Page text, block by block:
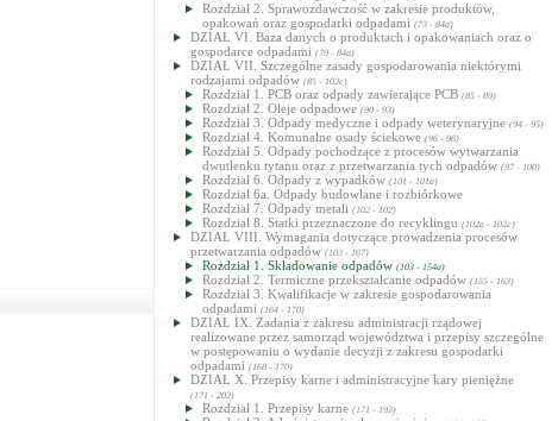
Rozdział 2. Sprawozdawczość w zakresie produktów,
opakowań oraz gospodarki odpadami (73 - 84a)
DZIAŁ VI. Baza danych o produktach i opakowaniach oraz o
gospodarce odpadami (79 - 84a)
DZIAŁ VII. Szczególne zasady gospodarowania niektórymi
rodzajami odpadów (85 - 102c)
Rozdział 1. PCB oraz odpady zawierające PCB (85 - 89)
Rozdział 2. Oleje odpadowe (90 - 93)
Rozdział 3. Odpady medyczne i odpady weterynaryjne (94 - 95)
Rozdział 4. Komunalne osady ściekowe (96 - 96)
Rozdział 5. Odpady pochodzące z procesów wytwarzania
dwutlenku tytanu oraz z przetwarzania tych odpadów (97 - 100)
Rozdział 6. Odpady z wypadków (101 - 101a)
Rozdział 6a. Odpady budowlane i rozbiórkowe
Rozdział 7. Odpady metali (102 - 102)
Rozdział 8. Statki przeznaczone do recyklingu (102a - 102c)
DZIAŁ VIII. Wymagania dotyczące prowadzenia procesów
przetwarzania odpadów (103 - 167)
Rozdział 1. Składowanie odpadów (103 - 154a)
Rozdział 2. Termiczne przekształcanie odpadów (155 - 163)
Rozdział 3. Kwalifikacje w zakresie gospodarowania
odpadami (164 - 170)
DZIAŁ IX. Zadania z zakresu administracji rządowej
realizowane przez samorząd województwa i przepisy szczególne
w postępowaniu o wydanie decyzji z zakresu gospodarki
odpadami (168 - 170)
DZIAŁ X. Przepisy karne i administracyjne kary pieniężne
(171 - 202)
Rozdział 1. Przepisy karne (171 - 193)